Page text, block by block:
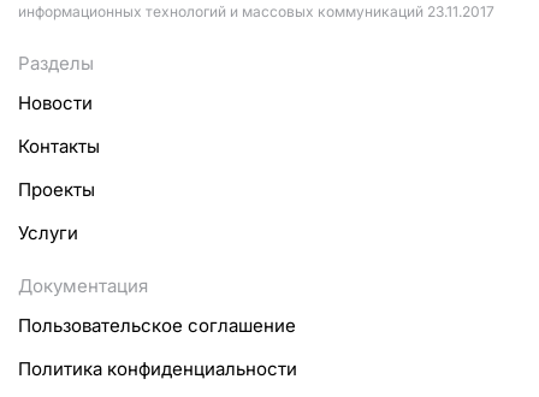
информационных технологий и массовых коммуникаций 23.11.2017
Разделы
Новости
Контакты
Проекты
Услуги
Документация
Пользовательское соглашение
Политика конфиденциальности